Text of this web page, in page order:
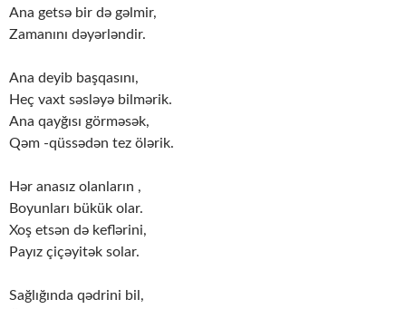
Ana getsə bir də gəlmir,
Zamanını dəyərləndir.
Ana deyib başqasını,
Heç vaxt səsləyə bilmərik.
Ana qayğısı görməsək,
Qəm -qüssədən tez ölərik.
Hər anasız olanların ,
Boyunları bükük olar.
Xoş etsən də keflərini,
Payız çiçəyitək solar.
Sağlığında qədrini bil,